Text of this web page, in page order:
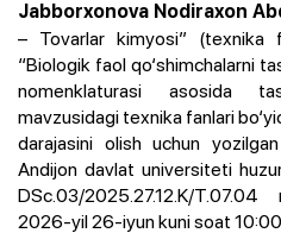
Jabborxonova Nodiraxon
– Tovarlar kimyosi” (texnika
“Biologik faol qo‘shimchalarni
nomenklaturasi asosida
mavzusidagi texnika fanlari
darajasini olish uchun
Andijon davlat universiteti
DSc.03/2025.27.12.K/
2026-yil 26-iyun kuni soat